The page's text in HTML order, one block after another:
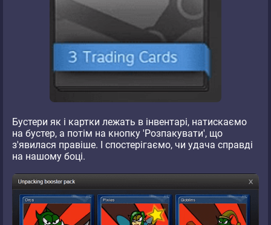
Бустери як і картки лежать в інвентарі, натискаємо
на бустер, а потім на кнопку 'Розпакувати', що
з'явилася правіше. І спостерігаємо, чи удача справді
на нашому боці.